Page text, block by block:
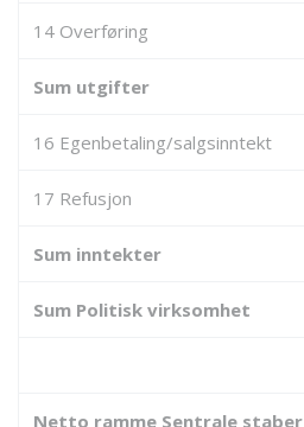
14 Overføring
Sum utgifter
16 Egenbetaling/salgsinntekt
17 Refusjon
Sum inntekter
Sum Politisk virksomhet
Netto ramme Sentrale staber